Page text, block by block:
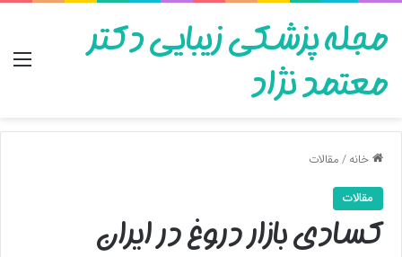
مجله پزشکی زیبایی دکتر
معتمد نژاد
خانه/مقالات
مقالات
کسادی بازار دروغ در ایران